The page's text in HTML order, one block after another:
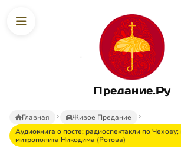
Предание.Ру
Главная
Живое Предание
Аудиокнига о посте; радиоспектакли по Чехову;
митрополита Никодима (Ротова)